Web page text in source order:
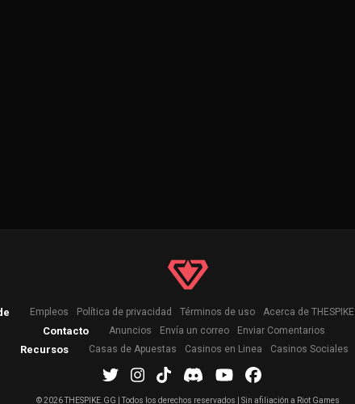
Empleos Política de privacidad Términos de uso Acerca de THESPIKE
Contacto Anuncios Envía un correo Enviar Comentarios
Recursos Casas de Apuestas Casinos en Linea Casinos Sociales
©2026 THESPIKE.GG | Todos los derechos reservados | Sin afiliación a Riot Games